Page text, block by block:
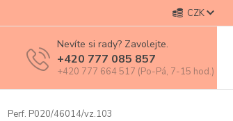
CZK
Nevíte si rady? Zavolejte.
+420 777 085 857
+420 777 664 517 (Po-Pá, 7-15 hod.)
Perf. P020/46014/vz.103